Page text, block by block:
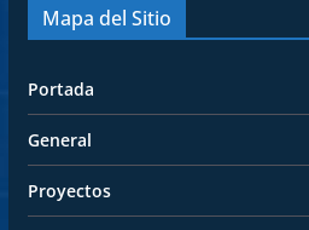
Mapa del Sitio
Portada
General
Proyectos